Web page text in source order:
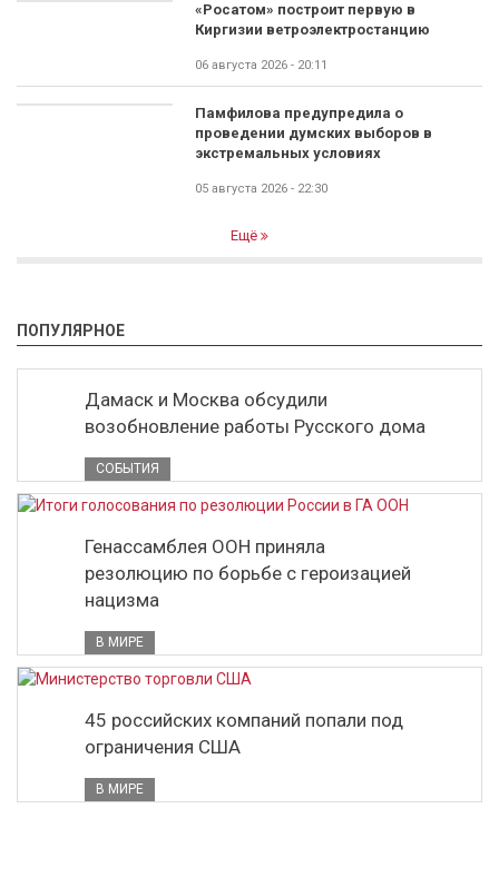
«Росатом» построит первую в
Киргизии ветроэлектростанцию
06 августа 2026 - 20:11
Памфилова предупредила о
проведении думских выборов в
экстремальных условиях
05 августа 2026 - 22:30
Ещё
ПОПУЛЯРНОЕ
Дамаск и Москва обсудили
возобновление работы Русского дома
СОБЫТИЯ
Генассамблея ООН приняла
резолюцию по борьбе с героизацией
нацизма
В МИРЕ
45 российских компаний попали под
ограничения США
В МИРЕ